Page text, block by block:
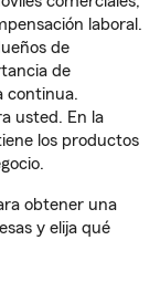
laboral.
de
de
continua.
usted. En la
los productos
obtener una
y elija qué